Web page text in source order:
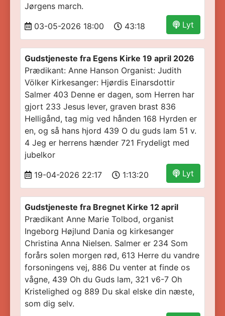
Jørgens march.
Lyt
03-05-2026 18:00 43:18
Gudstjeneste fra Egens Kirke 19 april 2026
Prædikant: Anne Hanson Organist: Judith
Völker Kirkesanger: Hjørdis Einarsdottir
Salmer 403 Denne er dagen, som Herren har
gjort 233 Jesus lever, graven brast 836
Helligånd, tag mig ved hånden 168 Hyrden er
en, og så hans hjord 439 O du guds lam 51 v.
4 Jeg er herrens hænder 721 Frydeligt med
jubelkor
Lyt
19-04-2026 22:17 1:13:20
Gudstjeneste fra Bregnet Kirke 12 april
Prædikant Anne Marie Tolbod, organist
Ingeborg Højlund Dania og kirkesanger
Christina Anna Nielsen. Salmer er 234 Som
forårs solen morgen rød, 613 Herre du vandre
forsoningens vej, 886 Du venter at finde os
vågne, 439 Oh du Guds lam, 321 v6-7 Oh
Kristelighed og 889 Du skal elske din næste,
som dig selv.